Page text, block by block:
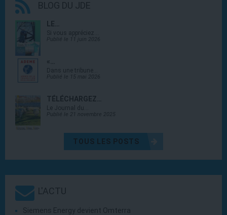
BLOG DU JDE
LE…
Si vous appréciez…
Publié le 11 juin 2026
«…
Dans une tribune…
Publié le 15 mai 2026
TÉLÉCHARGEZ…
Le Journal du…
Publié le 21 novembre 2025
TOUS LES POSTS
L'ACTU
Siemens Energy devient Omterra